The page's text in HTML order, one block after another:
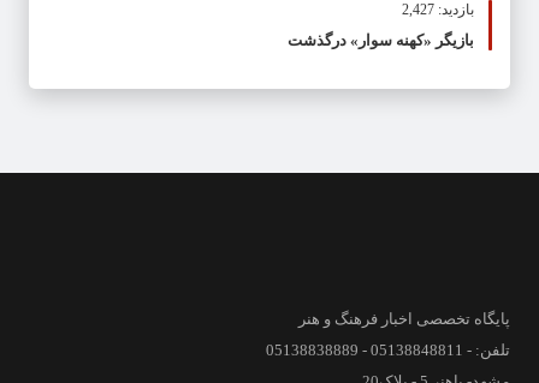
بازدید: 2,427
بازیگر «کهنه سوار» درگذشت
پایگاه تخصصی اخبار فرهنگ و هنر
تلفن: - 05138848811 - 05138838889